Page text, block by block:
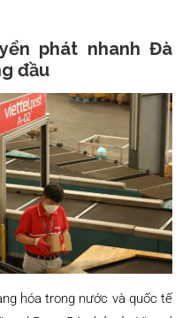
phát nhanh Đà
đầu
hóa trong nước và quốc tế